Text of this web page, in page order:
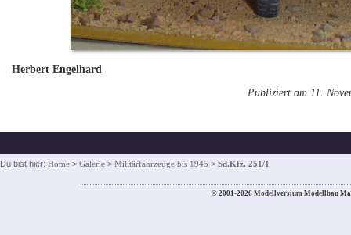
Herbert Engelhard
Publiziert am 11.
Du bist hier: Home > Galerie > Militärfahrzeuge bis 1945 > Sd.Kfz. 251/1
© 2001-2026 Modellversium Modellbau